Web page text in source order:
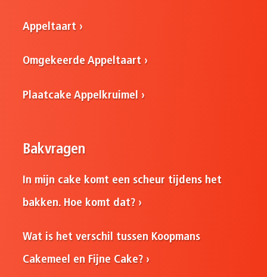
Appeltaart
Omgekeerde Appeltaart
Plaatcake Appelkruimel
Bakvragen
In mijn cake komt een scheur tijdens het
bakken. Hoe komt dat?
Wat is het verschil tussen Koopmans
Cakemeel en Fijne Cake?